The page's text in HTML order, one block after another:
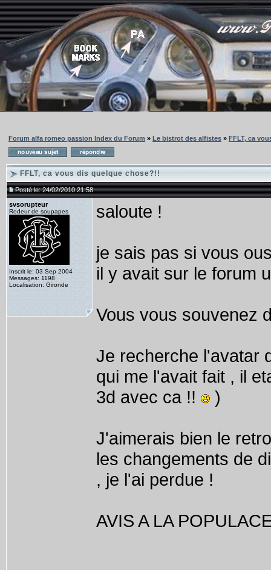
Forum alfa romeo passion Index du Forum » Le bistrot des alfistes » FFLT, ca
FFLT, ca vous dis quelque chose?!!
Posté le: 24/02/2010 21:58
svsorupteur
Rodeur de soupapes
Inscrit le: 03 Sep 2004
Messages: 1198
Localisation: Gironde
saloute !
je sais pas si vous
il y avait sur le forum
Vous vous souvenez
Je recherche l'avatar
qui me l'avait fait , il
3d avec ca !!
)
J'aimerais bien le
les changements de
, je l'ai perdue !
AVIS A LA